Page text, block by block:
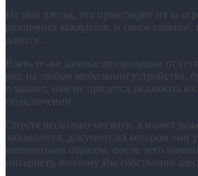
На мой взгляд, это происходит из за
различных аккаунтов, и самое
даются.
Взять те-же данные авторизации от
раз, на любом мобильном устройстве,
планшет, нам не придётся указывать
подключении.
Спустя несколько месяцев, а может
забываются, документ на котором они
непонятным образом, после чего
интернету, поэтому Вы собственно